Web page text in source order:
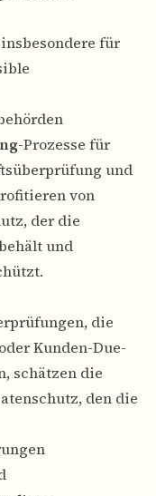
insbesondere für
-Prozesse für
und
von
der die
und
die
Kunden-Due-
schätzen die
den die